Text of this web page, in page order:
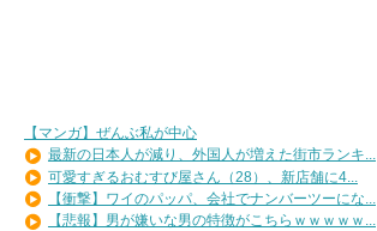
【マンガ】ぜんぶ私が中心
最新の日本人が減り、外国人が増えた街市ランキ...
可愛すぎるおむすび屋さん（28）、新店舗に4...
【衝撃】ワイのパッパ、会社でナンバーツーにな...
【悲報】男が嫌いな男の特徴がこちらｗｗｗｗｗ...